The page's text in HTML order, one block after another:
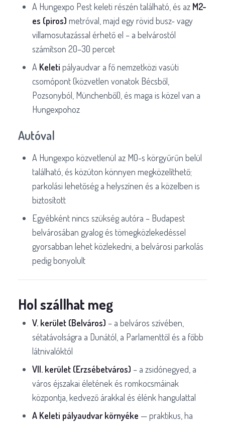
A Hungexpo Pest keleti részén található, és az M2-
es (piros) metróval, majd egy rövid busz- vagy
villamosutazással érhető el – a belvárostól
számítson 20–30 percet
A Keleti pályaudvar a fő nemzetközi vasúti
csomópont (közvetlen vonatok Bécsből,
Pozsonyból, Münchenből), és maga is közel van a
Hungexpohoz
Autóval
A Hungexpo közvetlenül az M0-s körgyűrűn belül
található, és közúton könnyen megközelíthető;
parkolási lehetőség a helyszínen és a közelben is
biztosított
Egyébként nincs szükség autóra – Budapest
belvárosában gyalog és tömegközlekedéssel
gyorsabban lehet közlekedni, a belvárosi parkolás
pedig bonyolult
Hol szállhat meg
V. kerület (Belváros) – a belváros szívében,
sétatávolságra a Dunától, a Parlamenttől és a főbb
látnivalóktól
VII. kerület (Erzsébetváros) – a zsidónegyed, a
város éjszakai életének és romkocsmáinak
központja, kedvező árakkal és élénk hangulattal
A Keleti pályaudvar környéke — praktikus, ha